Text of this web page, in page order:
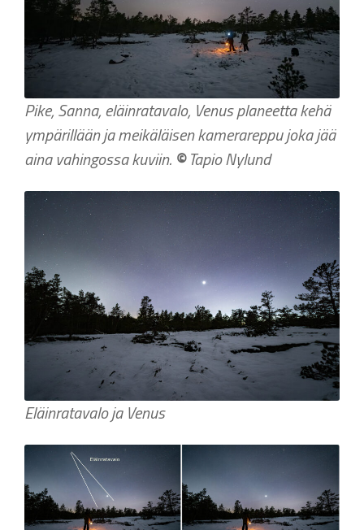
Pike, Sanna, eläinratavalo, Venus planeetta kehä
ympärillään ja meikäläisen kamerareppu joka jää
aina vahingossa kuviin. ©Tapio Nylund
Eläinratavalo ja Venus